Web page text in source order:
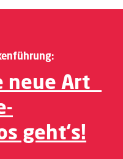
neue Art
geht‘s!